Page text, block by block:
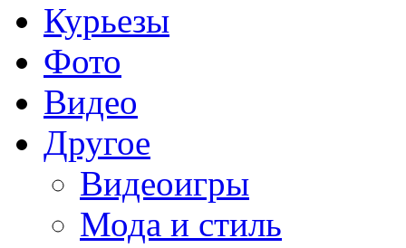
Курьезы
Фото
Видео
Другое
Видеоигры
Мода и стиль